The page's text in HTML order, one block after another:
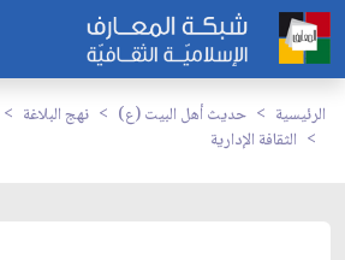
الرئيسية حديث أهل البيت (ع) نهج البلاغة
الثقافة الإدارية